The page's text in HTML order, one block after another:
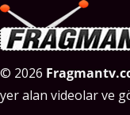
© 2026
yer alan videolar ve